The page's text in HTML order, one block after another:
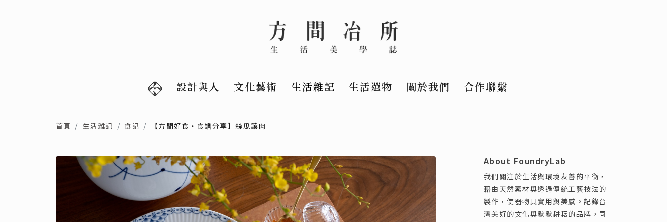
設計與人 文化藝術 生活雜記 生活選物 關於我們 合作聯繫
首頁 生活雜記 食記 【方間好食・食譜分享】絲瓜鑲肉
About FoundryLab
我們關注於生活與環境友善的平衡，
藉由天然素材與透過傳統工藝技法的
製作，使器物具實用與美感。記錄台
灣美好的文化與默默耕耘的品牌，同